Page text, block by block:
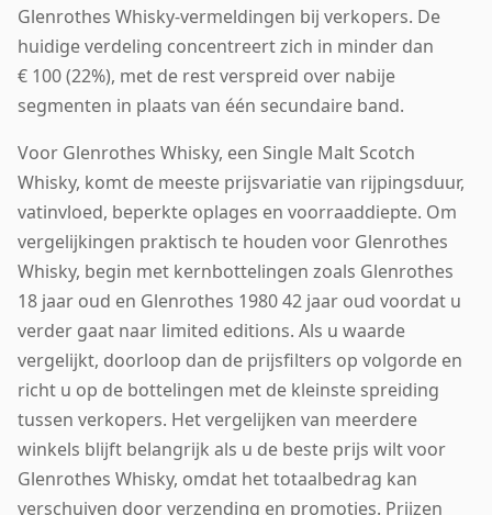
Glenrothes Whisky-vermeldingen bij verkopers. De
huidige verdeling concentreert zich in minder dan
€ 100 (22%), met de rest verspreid over nabije
segmenten in plaats van één secundaire band.
Voor Glenrothes Whisky, een Single Malt Scotch
Whisky, komt de meeste prijsvariatie van rijpingsduur,
vatinvloed, beperkte oplages en voorraaddiepte. Om
vergelijkingen praktisch te houden voor Glenrothes
Whisky, begin met kernbottelingen zoals Glenrothes
18 jaar oud en Glenrothes 1980 42 jaar oud voordat u
verder gaat naar limited editions. Als u waarde
vergelijkt, doorloop dan de prijsfilters op volgorde en
richt u op de bottelingen met de kleinste spreiding
tussen verkopers. Het vergelijken van meerdere
winkels blijft belangrijk als u de beste prijs wilt voor
Glenrothes Whisky, omdat het totaalbedrag kan
verschuiven door verzending en promoties. Prijzen